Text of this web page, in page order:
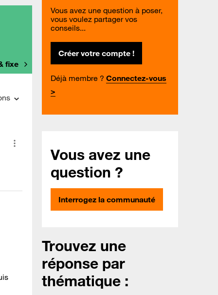
fixe
Vous avez une question à poser,
vous voulez partager vos
conseils...
Créer votre compte !
Déjà membre ? Connectez-vous
>
Vous avez une
question ?
Interrogez la communauté
Trouvez une
réponse par
thématique :